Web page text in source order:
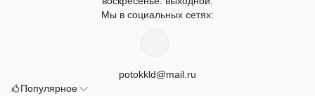
Мы в социальных сетях:
potokkld@mail.ru
Популярное